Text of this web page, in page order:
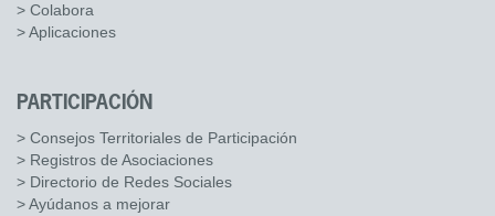
> Colabora
> Aplicaciones
PARTICIPACIÓN
> Consejos Territoriales de Participación
> Registros de Asociaciones
> Directorio de Redes Sociales
> Ayúdanos a mejorar